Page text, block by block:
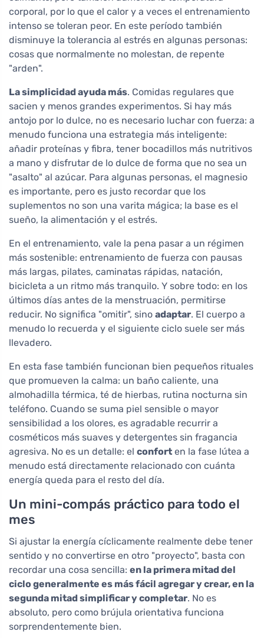
corporal, por lo que el calor y a veces el entrenamiento
intenso se toleran peor. En este período también
disminuye la tolerancia al estrés en algunas personas:
cosas que normalmente no molestan, de repente
"arden".
La simplicidad ayuda más. Comidas regulares que
sacien y menos grandes experimentos. Si hay más
antojo por lo dulce, no es necesario luchar con fuerza: a
menudo funciona una estrategia más inteligente:
añadir proteínas y fibra, tener bocadillos más nutritivos
a mano y disfrutar de lo dulce de forma que no sea un
"asalto" al azúcar. Para algunas personas, el magnesio
es importante, pero es justo recordar que los
suplementos no son una varita mágica; la base es el
sueño, la alimentación y el estrés.
En el entrenamiento, vale la pena pasar a un régimen
más sostenible: entrenamiento de fuerza con pausas
más largas, pilates, caminatas rápidas, natación,
bicicleta a un ritmo más tranquilo. Y sobre todo: en los
últimos días antes de la menstruación, permitirse
reducir. No significa "omitir", sino adaptar. El cuerpo a
menudo lo recuerda y el siguiente ciclo suele ser más
llevadero.
En esta fase también funcionan bien pequeños rituales
que promueven la calma: un baño caliente, una
almohadilla térmica, té de hierbas, rutina nocturna sin
teléfono. Cuando se suma piel sensible o mayor
sensibilidad a los olores, es agradable recurrir a
cosméticos más suaves y detergentes sin fragancia
agresiva. No es un detalle: el confort en la fase lútea a
menudo está directamente relacionado con cuánta
energía queda para el resto del día.
Un mini-compás práctico para todo el
mes
Si ajustar la energía cíclicamente realmente debe tener
sentido y no convertirse en otro "proyecto", basta con
recordar una cosa sencilla: en la primera mitad del
ciclo generalmente es más fácil agregar y crear, en la
segunda mitad simplificar y completar. No es
absoluto, pero como brújula orientativa funciona
sorprendentemente bien.